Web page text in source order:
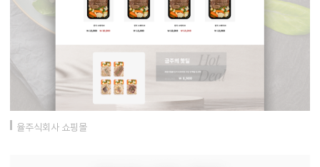
율주식회사 쇼핑몰